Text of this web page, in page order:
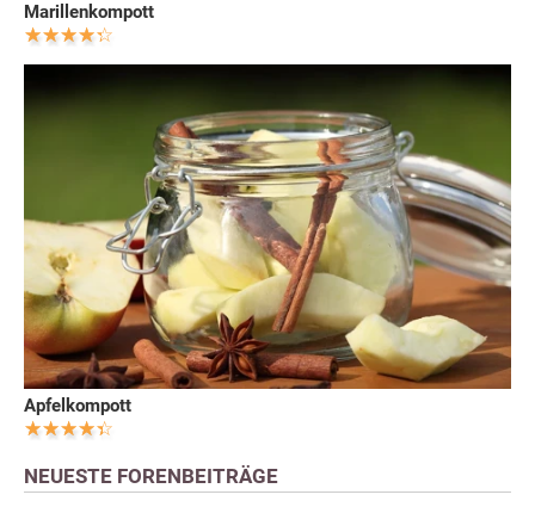
Marillenkompott
Apfelkompott
NEUESTE FORENBEITRÄGE